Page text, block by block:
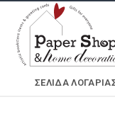
ΣΕΛΊΔΑ